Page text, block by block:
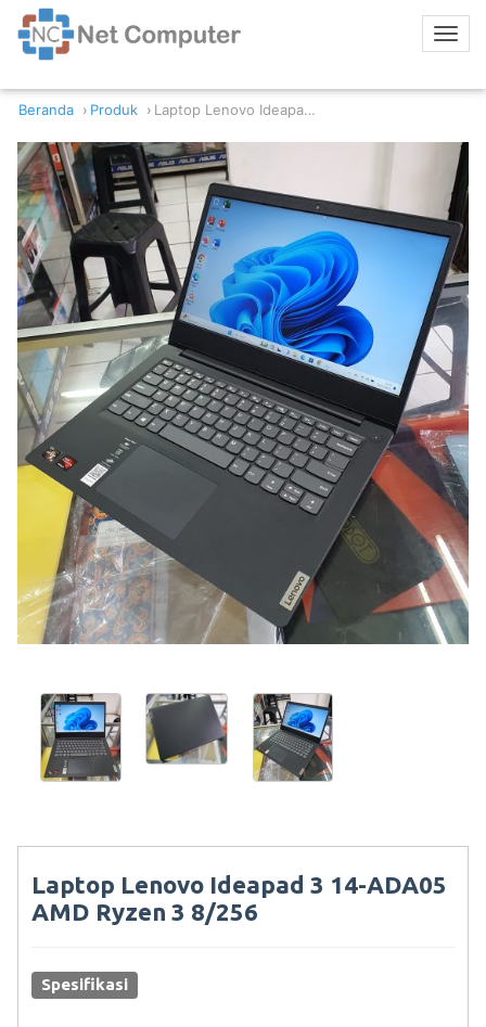
Beranda Produk Laptop Lenovo Ideapad 3 14-ADA05 AMD Ryzen 3 8/256
Laptop Lenovo Ideapad 3 14-ADA05
AMD Ryzen 3 8/256
Spesifikasi